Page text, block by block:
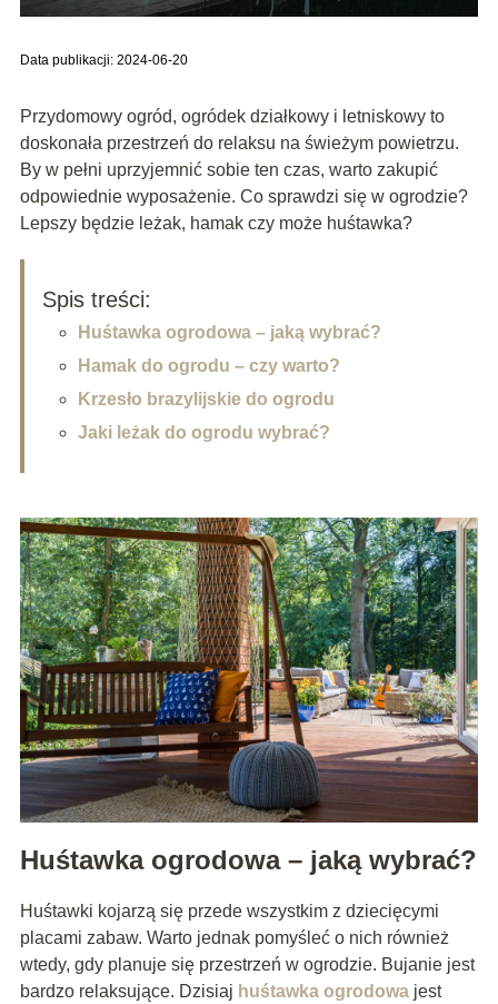
Data publikacji: 2024-06-20
Przydomowy ogród, ogródek działkowy i letniskowy to
doskonała przestrzeń do relaksu na świeżym powietrzu.
By w pełni uprzyjemnić sobie ten czas, warto zakupić
odpowiednie wyposażenie. Co sprawdzi się w ogrodzie?
Lepszy będzie leżak, hamak czy może huśtawka?
Spis treści:
Huśtawka ogrodowa – jaką wybrać?
Hamak do ogrodu – czy warto?
Krzesło brazylijskie do ogrodu
Jaki leżak do ogrodu wybrać?
Huśtawka ogrodowa – jaką wybrać?
Huśtawki kojarzą się przede wszystkim z dziecięcymi
placami zabaw. Warto jednak pomyśleć o nich również
wtedy, gdy planuje się przestrzeń w ogrodzie. Bujanie jest
bardzo relaksujące. Dzisiaj huśtawka ogrodowajest